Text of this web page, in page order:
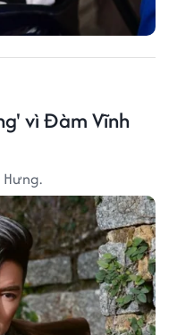
vì Đàm Vĩnh